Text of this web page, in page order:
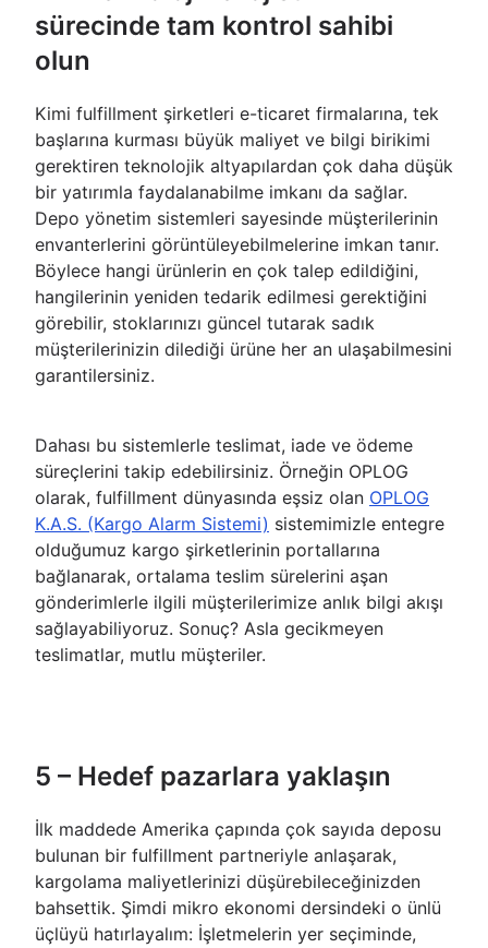
sürecinde tam kontrol sahibi
olun
Kimi fulfillment şirketleri e-ticaret firmalarına, tek
başlarına kurması büyük maliyet ve bilgi birikimi
gerektiren teknolojik altyapılardan çok daha düşük
bir yatırımla faydalanabilme imkanı da sağlar.
Depo yönetim sistemleri sayesinde müşterilerinin
envanterlerini görüntüleyebilmelerine imkan tanır.
Böylece hangi ürünlerin en çok talep edildiğini,
hangilerinin yeniden tedarik edilmesi gerektiğini
görebilir, stoklarınızı güncel tutarak sadık
müşterilerinizin dilediği ürüne her an ulaşabilmesini
garantilersiniz.
Dahası bu sistemlerle teslimat, iade ve ödeme
süreçlerini takip edebilirsiniz. Örneğin OPLOG
olarak, fulfillment dünyasında eşsiz olan OPLOG
K.A.S. (Kargo Alarm Sistemi) sistemimizle entegre
olduğumuz kargo şirketlerinin portallarına
bağlanarak, ortalama teslim sürelerini aşan
gönderimlerle ilgili müşterilerimize anlık bilgi akışı
sağlayabiliyoruz. Sonuç? Asla gecikmeyen
teslimatlar, mutlu müşteriler.
5 – Hedef pazarlara yaklaşın
İlk maddede Amerika çapında çok sayıda deposu
bulunan bir fulfillment partneriyle anlaşarak,
kargolama maliyetlerinizi düşürebileceğinizden
bahsettik. Şimdi mikro ekonomi dersindeki o ünlü
üçlüyü hatırlayalım: İşletmelerin yer seçiminde,